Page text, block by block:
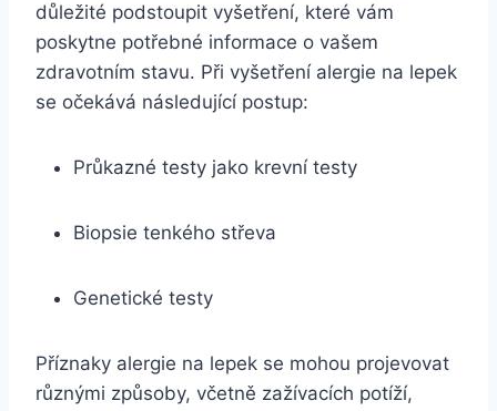
důležité podstoupit vyšetření, ​které vám
poskytne potřebné‍ informace ‍o vašem
zdravotním stavu. Při vyšetření alergie na lepek
se očekává následující postup:
Průkazné testy jako‌ krevní​ testy
Biopsie ⁢tenkého střeva
Genetické testy
Příznaky⁢ alergie⁤ na lepek ​se mohou projevovat
různými ​způsoby,‍ včetně zažívacích potíží,